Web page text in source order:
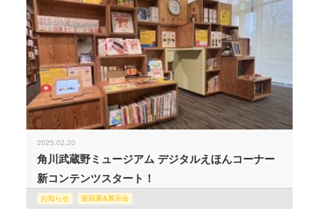
2025.02.20
角川武蔵野ミュージアム デジタルえほんコーナー
新コンテンツスタート！
お知らせ 巡回展&展示会